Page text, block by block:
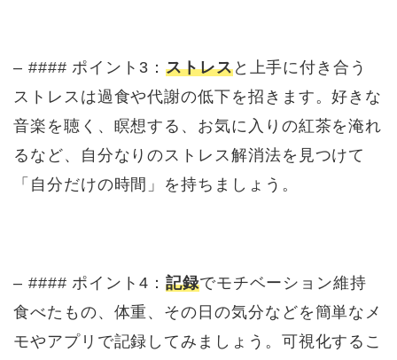
– #### ポイント3： ストレスと上手に付き合う
ストレスは過食や代謝の低下を招きます。好きな
音楽を聴く、瞑想する、お気に入りの紅茶を淹れ
るなど、自分なりのストレス解消法を見つけて
「自分だけの時間」を持ちましょう。
– #### ポイント4： 記録でモチベーション維持
食べたもの、体重、その日の気分などを簡単なメ
モやアプリで記録してみましょう。可視化するこ